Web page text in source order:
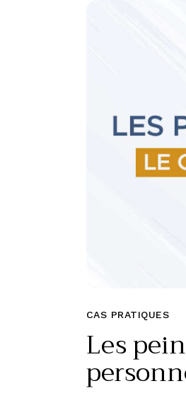
CAS PRATIQUES
Les